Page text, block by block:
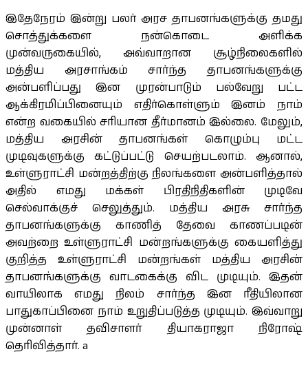
இதேநேரம் இன்று பலர் அரச தாபனங்களுக்கு தமது
சொத்துக்களை நன்கொடை அளிக்க
முன்வருகையில், அவ்வாறான சூழ்நிலைகளில்
மத்திய அரசாங்கம் சார்ந்த தாபனங்களுக்கு
அன்பளிப்பது இன முரன்பாடும் பல்வேறு பட்ட
ஆக்கிரமிப்பினையும் எதிர்கொள்ளும் இனம் நாம்
என்ற வகையில் சரியான தீர்மானம் இல்லை. மேலும்,
மத்திய அரசின் தாபனங்கள் கொழும்பு மட்ட
முடிவுகளுக்கு கட்டுப்பட்டு செயற்படலாம். ஆனால்,
உள்ளுராட்சி மன்றத்திற்கு நிலங்களை அன்பளித்தால்
அதில் எமது மக்கள் பிரதிநிதிகளின் முடிவே
செல்வாக்குச் செலுத்தும். மத்திய அரசு சார்ந்த
தாபனங்களுக்கு காணித் தேவை காணப்படின்
அவற்றை உள்ளுராட்சி மன்றங்களுக்கு கையளித்து
குறித்த உள்ளுராட்சி மன்றங்கள் மத்திய அரசின்
தாபனங்களுக்கு வாடகைக்கு விட முடியும். இதன்
வாயிலாக எமது நிலம் சார்ந்த இன ரீதியிலான
பாதுகாப்பினை நாம் உறுதிப்படுத்த முடியும். இவ்வாறு
முன்னாள் தவிசாளர் தியாகராஜா நிரோஷ்
தெரிவித்தார். a